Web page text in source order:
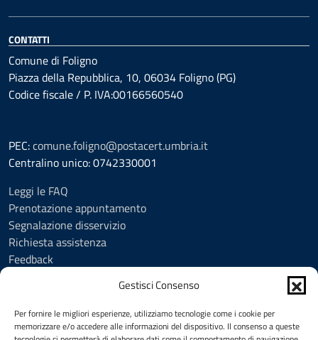
Gestisci Consenso
Per fornire le migliori esperienze, utilizziamo tecnologie come i cookie per
memorizzare e/o accedere alle informazioni del dispositivo. Il consenso a queste
CONTATTI
Comune di Foligno
Piazza della Repubblica, 10, 06034 Foligno (PG)
Codice fiscale / P. IVA:00166560540
PEC:comune.foligno@postacert.umbria.it
Centralino unico: 0742330001
Leggi le FAQ
Prenotazione appuntamento
Segnalazione disservizio
Richiesta assistenza
Feedback
Informativa privacy
Cookie Policy (UE)